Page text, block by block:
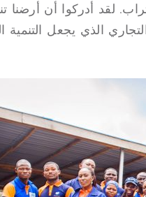
لقد أدركوا أن أرضنا
الذي يجعل